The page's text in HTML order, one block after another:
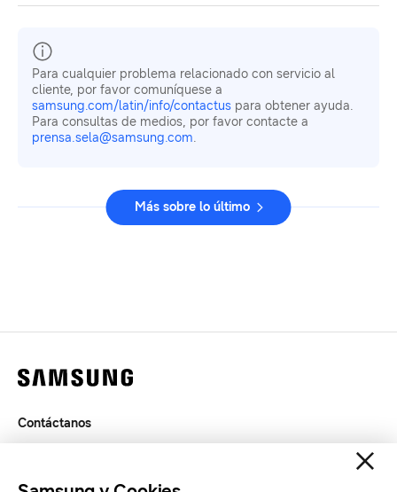
Para cualquier problema relacionado con servicio al
cliente, por favor comuníquese a
samsung.com/latin/info/contactus para obtener ayuda.
Para consultas de medios, por favor contacte a
prensa.sela@samsung.com.
Más sobre lo último
Contáctanos